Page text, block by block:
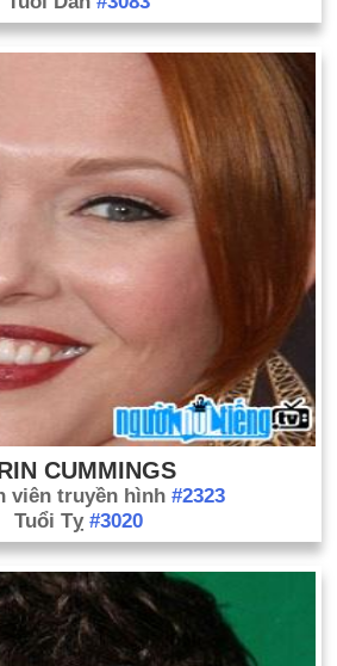
CUMMINGS
viên truyền hình #2323
Tuổi Tỵ #3020